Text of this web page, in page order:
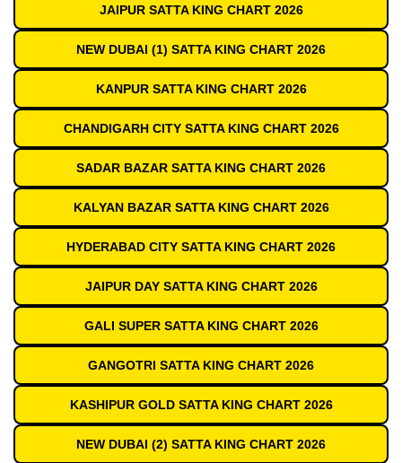
JAIPUR SATTA KING CHART 2026
NEW DUBAI (1) SATTA KING CHART 2026
KANPUR SATTA KING CHART 2026
CHANDIGARH CITY SATTA KING CHART 2026
SADAR BAZAR SATTA KING CHART 2026
KALYAN BAZAR SATTA KING CHART 2026
HYDERABAD CITY SATTA KING CHART 2026
JAIPUR DAY SATTA KING CHART 2026
GALI SUPER SATTA KING CHART 2026
GANGOTRI SATTA KING CHART 2026
KASHIPUR GOLD SATTA KING CHART 2026
NEW DUBAI (2) SATTA KING CHART 2026